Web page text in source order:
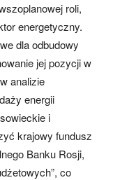
roli,
energetyczny.
dla odbudowy
jej pozycji w
analizie
energii
i
krajowy fundusz
Banku Rosji,
co